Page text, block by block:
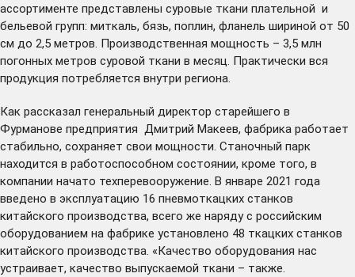
ассортименте представлены суровые ткани плательной и
бельевой групп: миткаль, бязь, поплин, фланель шириной от 50
см до 2,5 метров. Производственная мощность – 3,5 млн
погонных метров суровой ткани в месяц. Практически вся
продукция потребляется внутри региона.
Как рассказал генеральный директор старейшего в
Фурманове предприятия Дмитрий Макеев, фабрика работает
стабильно, сохраняет свои мощности. Станочный парк
находится в работоспособном состоянии, кроме того, в
компании начато техперевооружение. В январе 2021 года
введено в эксплуатацию 16 пневмоткацких станков
китайского производства, всего же наряду с российским
оборудованием на фабрике установлено 48 ткацких станков
китайского производства. «Качество оборудования нас
устраивает, качество выпускаемой ткани – также.